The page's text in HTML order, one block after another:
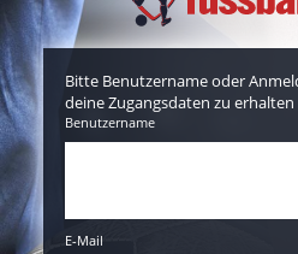
Bitte Benutzername oder
deine Zugangsdaten zu erhalten
Benutzername
E-Mail